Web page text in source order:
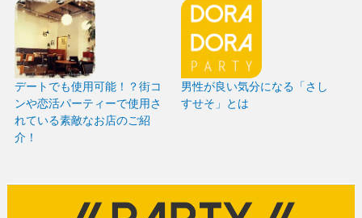
デートでも使用可能！？街コ
ンや恋活パーティーで使用さ
れている素敵なお店のご紹
介！
男性が良い気分になる「さし
すせそ」とは